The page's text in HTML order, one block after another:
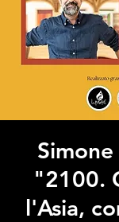
"2100.
l'Asia,